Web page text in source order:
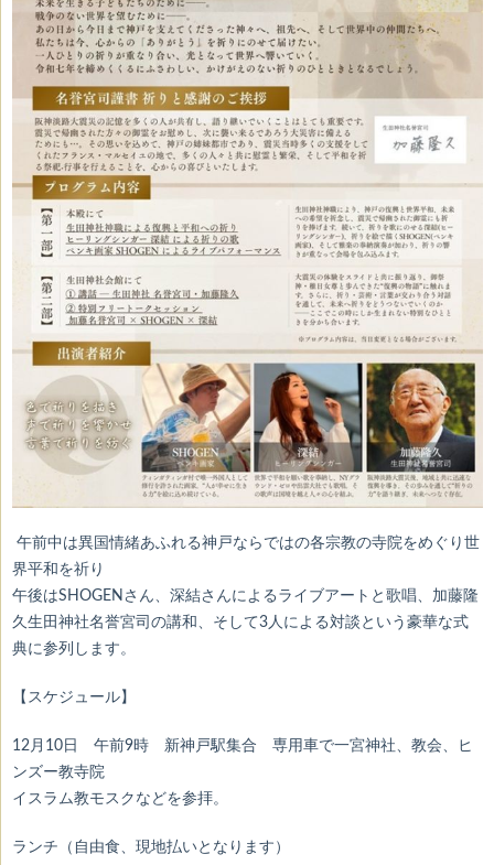
午前中は異国情緒あふれる神戸ならではの各宗教の寺院をめぐり世
界平和を祈り
午後はSHOGENさん、深結さんによるライブアートと歌唱、加藤隆
久生田神社名誉宮司の講和、そして3人による対談という豪華な式
典に参列します。
【スケジュール】
12月10日 午前9時 新神戸駅集合 専用車で一宮神社、教会、ヒ
ンズー教寺院
イスラム教モスクなどを参拝。
ランチ（自由食、現地払いとなります）